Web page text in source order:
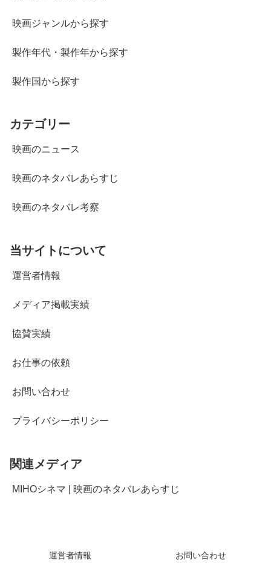
映画ジャンルから探す
製作年代・製作年から探す
製作国から探す
カテゴリー
映画のニュース
映画のネタバレあらすじ
映画のネタバレ考察
当サイトについて
運営者情報
メディア掲載実績
協賛実績
お仕事の依頼
お問い合わせ
プライバシーポリシー
関連メディア
MIHOシネマ | 映画のネタバレあらすじ
運営者情報
お問い合わせ